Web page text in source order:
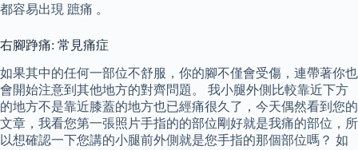
都容易出現 蹠痛 。
右腳踭痛: 常見痛症
如果其中的任何一部位不舒服，你的腳不僅會受傷，連帶著你也
會開始注意到其他地方的對齊問題。 我小腿外側比較靠近下方
的地方不是靠近膝蓋的地方也已經痛很久了，今天偶然看到您的
文章，我看您第一張照片手指的的部位剛好就是我痛的部位，所
以想確認一下您講的小腿前外側就是您手指的那個部位嗎？ 如